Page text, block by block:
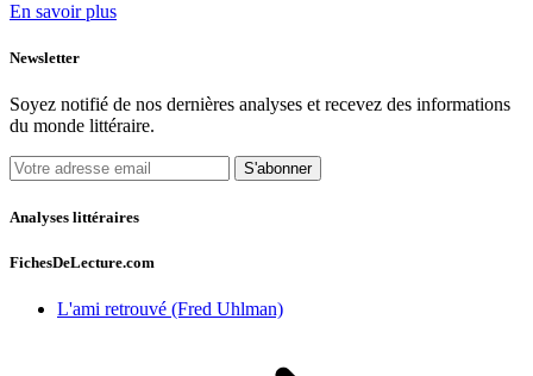
En savoir plus
Newsletter
Soyez notifié de nos dernières analyses et recevez des informations
du monde littéraire.
S'abonner
Analyses littéraires
FichesDeLecture.com
L'ami retrouvé (Fred Uhlman)